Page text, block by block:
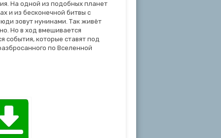
На одной из подобных планет
и из бесконечной битвы с
зовут нунинами. Так живёт
Но в ход вмешивается
события, которые ставят под
по Вселенной